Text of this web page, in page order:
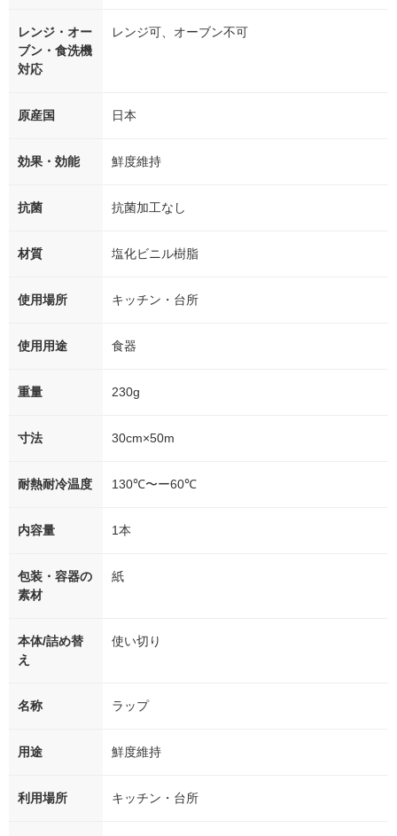
レンジ・オー
ブン・食洗機
対応
レンジ可、オーブン不可
原産国 日本
効果・効能 鮮度維持
抗菌 抗菌加工なし
材質 塩化ビニル樹脂
使用場所 キッチン・台所
使用用途 食器
重量 230g
寸法 30cm×50m
耐熱耐冷温度 130℃〜ー60℃
内容量 1本
包装・容器の
素材
紙
本体/詰め替
え
使い切り
名称 ラップ
用途 鮮度維持
利用場所 キッチン・台所